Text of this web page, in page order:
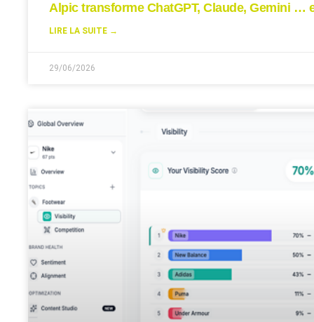
Alpic transforme ChatGPT, Claude, Gemini …
LIRE LA SUITE →
29/06/2026